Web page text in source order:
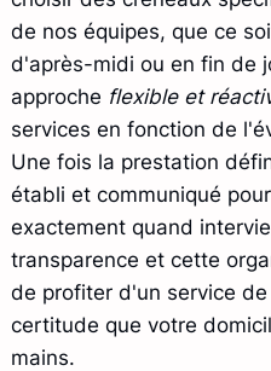
de nos équipes, que ce
d'après-midi ou en fin de
approche flexible et
services en fonction de
Une fois la prestation
établi et communiqué
exactement quand
transparence et cette
de profiter d'un service
certitude que votre
mains.